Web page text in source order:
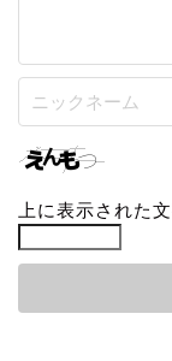
上に表示された